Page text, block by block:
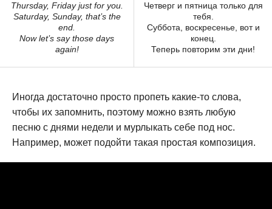
Thursday, Friday just for you.
Saturday, Sunday, that’s the
end.
Now let’s say those days
again!
Четверг и пятница только для
тебя.
Суббота, воскресенье, вот и
конец.
Теперь повторим эти дни!
Иногда достаточно просто пропеть какие-то слова,
чтобы их запомнить, поэтому можно взять любую
песню с днями недели и мурлыкать себе под нос.
Например, может подойти такая простая композиция.